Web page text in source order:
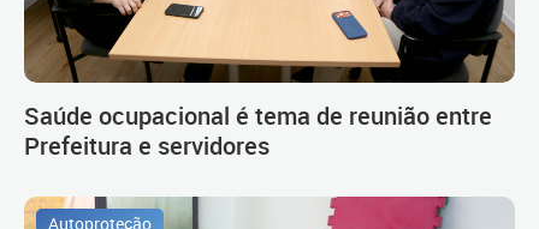
Saúde ocupacional é tema de reunião entre
Prefeitura e servidores
Autoproteção